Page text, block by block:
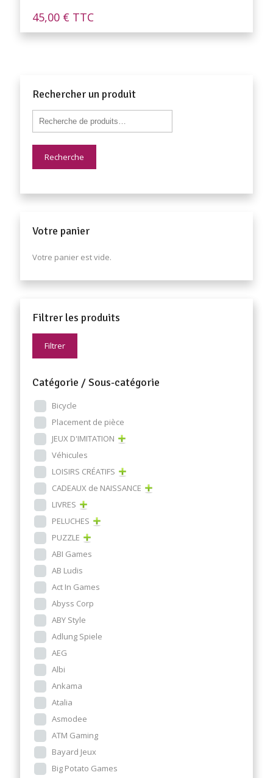
45,00 € TTC
Rechercher un produit
Recherche
Votre panier
Votre panier est vide.
Filtrer les produits
Filtrer
Catégorie / Sous-catégorie
Bicycle
Placement de pièce
JEUX D'IMITATION
Véhicules
LOISIRS CRÉATIFS
CADEAUX de NAISSANCE
LIVRES
PELUCHES
PUZZLE
ABI Games
AB Ludis
Act In Games
Abyss Corp
ABY Style
Adlung Spiele
AEG
Albi
Ankama
Atalia
Asmodee
ATM Gaming
Bayard Jeux
Big Potato Games